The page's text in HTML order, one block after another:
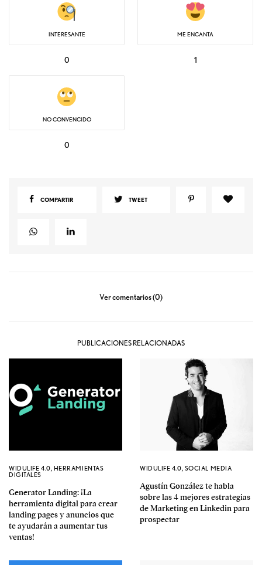
INTERESANTE
0
ME ENCANTA
1
NO CONVENCIDO
0
COMPARTIR TWEET
Ver comentarios (0)
PUBLICACIONES RELACIONADAS
WIDULIFE 4.0, HERRAMIENTAS
DIGITALES
Generator Landing: ¡La
herramienta digital para crear
landing pages y anuncios que
te ayudarán a aumentar tus
ventas!
WIDULIFE 4.0, SOCIAL MEDIA
Agustín González te habla
sobre las 4 mejores estrategias
de Marketing en Linkedin para
prospectar